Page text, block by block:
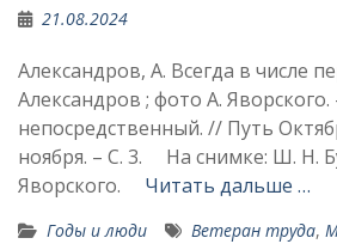
21.08.2024
Александров, А. Всегда в числе
Александров ; фото А. Яворского.
непосредственный. // Путь
ноября. – С. 3. На снимке: Ш. Н.
Яворского. Читать дальше …
Годы и люди Ветеран труда,